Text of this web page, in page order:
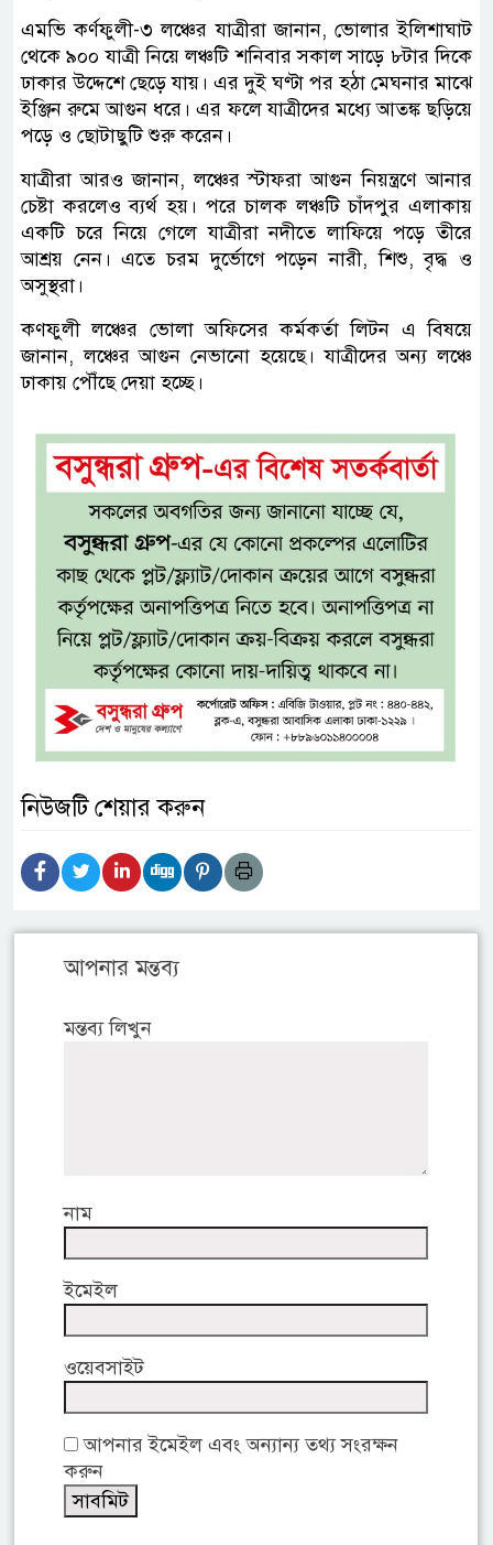
এমভি কর্ণফুলী-৩ লঞ্চের যাত্রীরা জানান, ভোলার ইলিশাঘাট
থেকে ৯০০ যাত্রী নিয়ে লঞ্চটি শনিবার সকাল সাড়ে ৮টার দিকে
ঢাকার উদ্দেশে ছেড়ে যায়। এর দুই ঘণ্টা পর হঠা মেঘনার মাঝে
ইঞ্জিন রুমে আগুন ধরে। এর ফলে যাত্রীদের মধ্যে আতঙ্ক ছড়িয়ে
পড়ে ও ছোটাছুটি শুরু করেন।
যাত্রীরা আরও জানান, লঞ্চের স্টাফরা আগুন নিয়ন্ত্রণে আনার
চেষ্টা করলেও ব্যর্থ হয়। পরে চালক লঞ্চটি চাঁদপুর এলাকায়
একটি চরে নিয়ে গেলে যাত্রীরা নদীতে লাফিয়ে পড়ে তীরে
আশ্রয় নেন। এতে চরম দুর্ভোগে পড়েন নারী, শিশু, বৃদ্ধ ও
অসুস্থরা।
কণফুলী লঞ্চের ভোলা অফিসের কর্মকর্তা লিটন এ বিষয়ে
জানান, লঞ্চের আগুন নেভানো হয়েছে। যাত্রীদের অন্য লঞ্চে
ঢাকায় পৌঁছে দেয়া হচ্ছে।
নিউজটি শেয়ার করুন
আপনার মন্তব্য
মন্তব্য লিখুন
নাম
ইমেইল
ওয়েবসাইট
আপনার ইমেইল এবং অন্যান্য তথ্য সংরক্ষন
করুন